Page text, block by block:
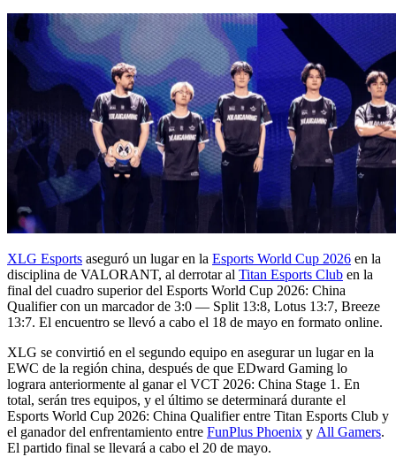
XLG Esports aseguró un lugar en la Esports World Cup 2026 en la
disciplina de VALORANT, al derrotar al Titan Esports Club en la
final del cuadro superior del Esports World Cup 2026: China
Qualifier con un marcador de 3:0 — Split 13:8, Lotus 13:7, Breeze
13:7. El encuentro se llevó a cabo el 18 de mayo en formato online.
XLG se convirtió en el segundo equipo en asegurar un lugar en la
EWC de la región china, después de que EDward Gaming lo
lograra anteriormente al ganar el VCT 2026: China Stage 1. En
total, serán tres equipos, y el último se determinará durante el
Esports World Cup 2026: China Qualifier entre Titan Esports Club y
el ganador del enfrentamiento entre FunPlus Phoenix y All Gamers.
El partido final se llevará a cabo el 20 de mayo.